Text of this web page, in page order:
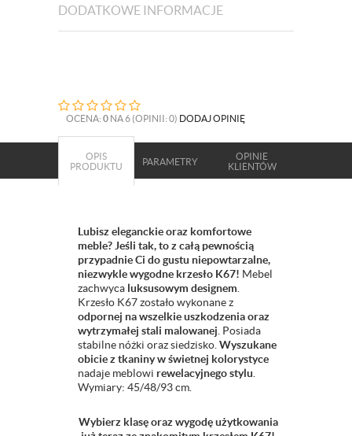
DODATKOWE INFORMACJE
OCENA: 0 NA 6 (OPINII: 0) DODAJ OPINIĘ
OPIS
PRODUKTU
PARAMETRY
OPINIE
KLIENTÓW
Lubisz eleganckie oraz komfortowe
meble? Jeśli tak, to z całą pewnością
przypadnie Ci do gustu niepowtarzalne,
niezwykle wygodne krzesło K67! Mebel
zachwyca luksusowym designem.
Krzesło K67 zostało wykonane z
odpornej na wszelkie uszkodzenia oraz
wytrzymałej stali malowanej. Posiada
stabilne nóżki oraz siedzisko.Wyszukane
obicie z tkaniny w świetnej kolorystyce
nadaje meblowi rewelacyjnego stylu.
Wymiary: 45/48/93 cm.
Wybierz klasę oraz wygodę użytkowania